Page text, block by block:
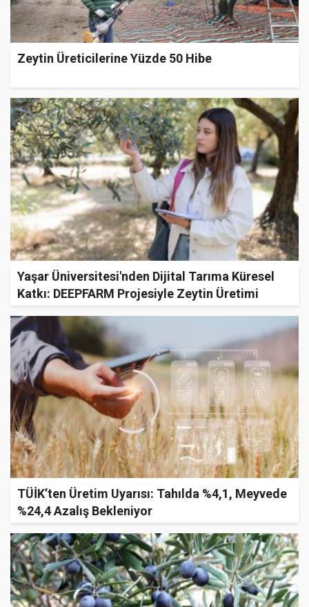
Zeytin Üreticilerine Yüzde 50 Hibe
Yaşar Üniversitesi'nden Dijital Tarıma Küresel
Katkı: DEEPFARM Projesiyle Zeytin Üretimi
Akıllanıyor!
TÜİK’ten Üretim Uyarısı: Tahılda %4,1, Meyvede
%24,4 Azalış Bekleniyor